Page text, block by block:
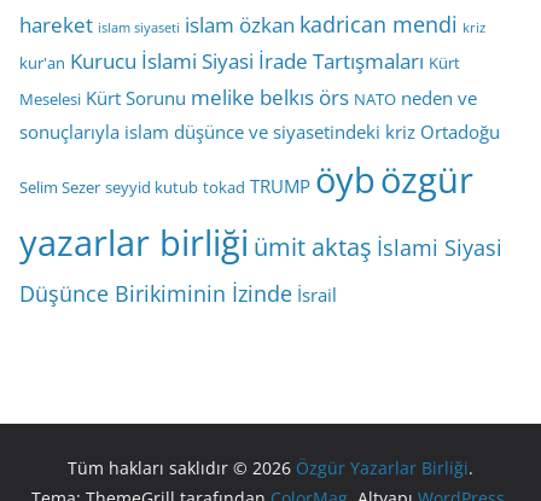
hareket islam siyaseti islam özkan kadrican mendi kriz
kur'an Kurucu İslami Siyasi İrade Tartışmaları Kürt
Meselesi Kürt Sorunu melike belkıs örs NATO neden ve
sonuçlarıyla islam düşünce ve siyasetindeki kriz Ortadoğu
Selim Sezer seyyid kutub tokad TRUMP öybözgür
yazarlar birliği ümit aktaş İslami Siyasi
Düşünce Birikiminin İzinde İsrail
Tüm hakları saklıdır © 2026 Özgür Yazarlar Birliği.